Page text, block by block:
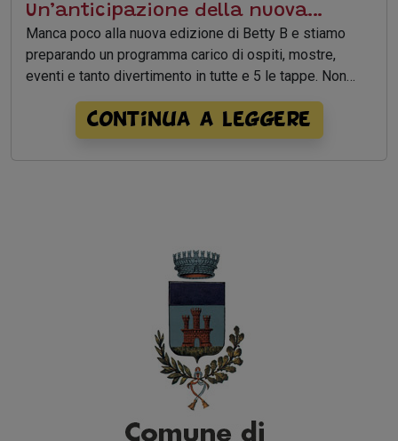
Un’anticipazione della nuova
edizione di Betty B Festival
Manca poco alla nuova edizione di Betty B e stiamo
preparando un programma carico di ospiti, mostre,
eventi e tanto divertimento in tutte e 5 le tappe. Non
Giorgio Franzaroli, ma accoglieremo anche Enrico
Macchiavello, Lena Merhej, Vola Noemi, Diletta Giotti e
Continua a leggere